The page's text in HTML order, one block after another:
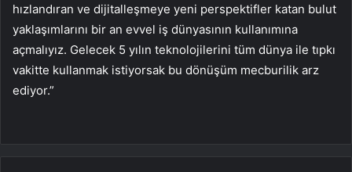
hızlandıran ve dijitalleşmeye yeni perspektifler katan bulut
yaklaşımlarını bir an evvel iş dünyasının kullanımına
açmalıyız. Gelecek 5 yılın teknolojilerini tüm dünya ile tıpkı
vakitte kullanmak istiyorsak bu dönüşüm mecburilik arz
ediyor.”